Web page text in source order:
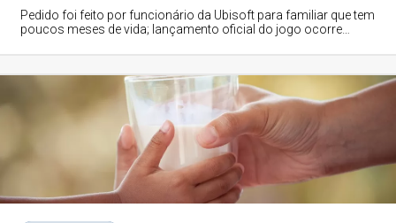
Pedido foi feito por funcionário da Ubisoft para familiar que tem
poucos meses de vida; lançamento oficial do jogo ocorre